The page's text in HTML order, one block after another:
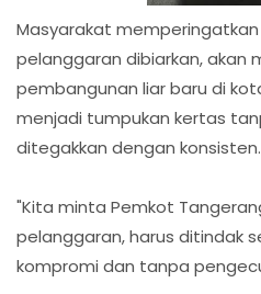
Masyarakat
pelanggaran dibiarkan, akan
pembangunan liar baru di
menjadi tumpukan kertas
ditegakkan dengan konsisten.
"Kita minta Pemkot
pelanggaran, harus ditindak
kompromi dan tanpa